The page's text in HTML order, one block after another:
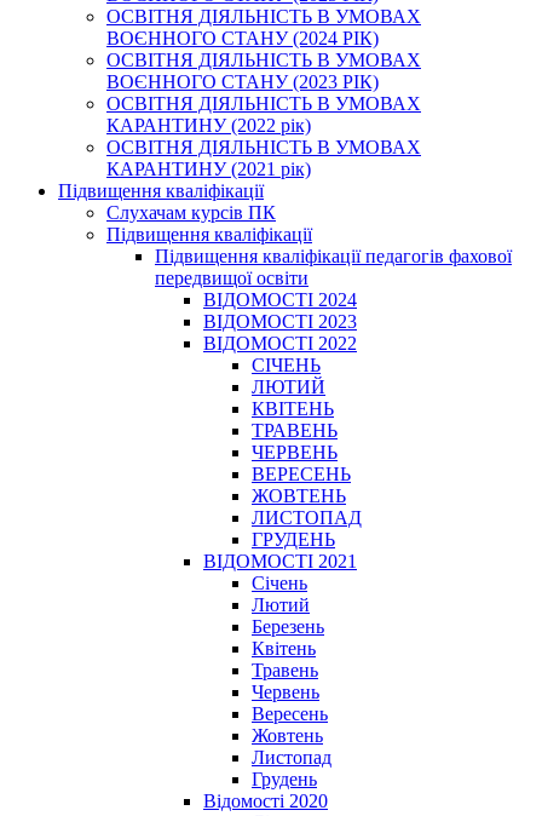
ОСВІТНЯ ДІЯЛЬНІСТЬ В УМОВАХ
ВОЄННОГО СТАНУ (2024 РІК)
ОСВІТНЯ ДІЯЛЬНІСТЬ В УМОВАХ
ВОЄННОГО СТАНУ (2023 РІК)
ОСВІТНЯ ДІЯЛЬНІСТЬ В УМОВАХ
КАРАНТИНУ (2022 рік)
ОСВІТНЯ ДІЯЛЬНІСТЬ В УМОВАХ
КАРАНТИНУ (2021 рік)
Підвищення кваліфікації
Слухачам курсів ПК
Підвищення кваліфікації
Підвищення кваліфікації педагогів фахової
передвищої освіти
ВІДОМОСТІ 2024
ВІДОМОСТІ 2023
ВІДОМОСТІ 2022
СІЧЕНЬ
ЛЮТИЙ
КВІТЕНЬ
ТРАВЕНЬ
ЧЕРВЕНЬ
ВЕРЕСЕНЬ
ЖОВТЕНЬ
ЛИСТОПАД
ГРУДЕНЬ
ВІДОМОСТІ 2021
Січень
Лютий
Березень
Квітень
Травень
Червень
Вересень
Жовтень
Листопад
Грудень
Відомості 2020